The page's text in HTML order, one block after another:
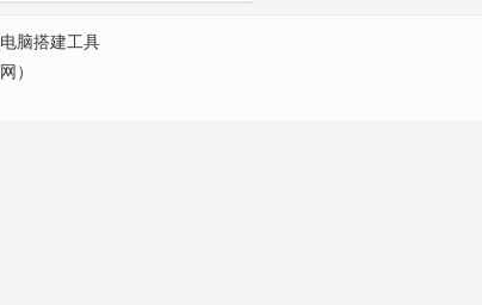
脑搭建工具
）